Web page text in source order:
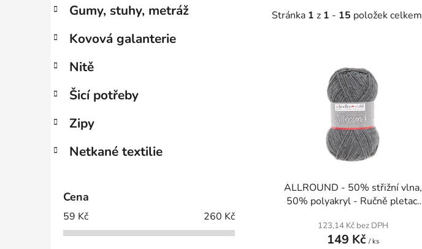
r
n
n
p
n
l
o
Gumy, stuhy, metráž
Kovová galanterie
Nitě
Šicí potřeby
Zipy
Netkané textilie
Cena
59 Kč 260 Kč
Stránka 1 z 1 - 15 položek celkem
ALLROUND - 50% střižní vlna,
50% polyakryl - Ručně pletací
123,14 Kč bez DPH
149 Kč/ ks